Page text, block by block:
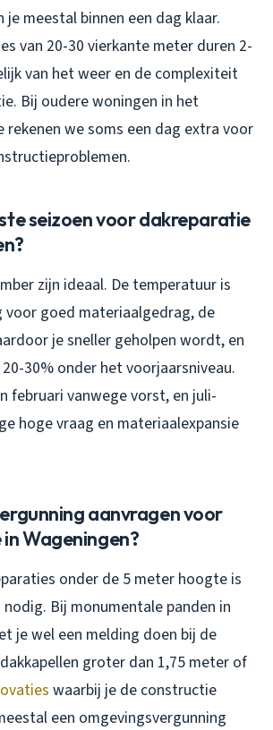
je meestal binnen een dag klaar.
van 20-30 vierkante meter duren 2-
van het weer en de complexiteit
Bij oudere woningen in het
rekenen we soms een dag extra voor
seizoen voor dakreparatie
zijn ideaal. De temperatuur is
voor goed materiaalgedrag, de
je sneller geholpen wordt, en
30% onder het voorjaarsniveau.
februari vanwege vorst, en juli-
hoge vraag en materiaalexpansie
aanvragen voor
Wageningen?
onder de 5 meter hoogte is
Bij monumentale panden in
je wel een melding doen bij de
groter dan 1,75 meter of
waarbij je de constructie
een omgevingsvergunning